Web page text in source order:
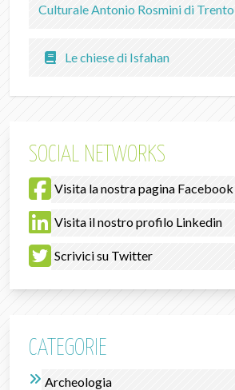
Culturale Antonio Rosmini di Trento
Le chiese di Isfahan
SOCIAL NETWORKS
Visita la nostra pagina Facebook
Visita il nostro profilo Linkedin
Scrivici su Twitter
CATEGORIE
Archeologia